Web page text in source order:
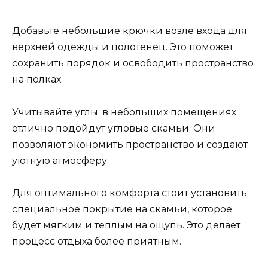
Добавьте небольшие крючки возле входа для
верхней одежды и полотенец. Это поможет
сохранить порядок и освободить пространство
на полках.
Учитывайте углы: в небольших помещениях
отлично подойдут угловые скамьи. Они
позволяют экономить пространство и создают
уютную атмосферу.
Для оптимального комфорта стоит установить
специальное покрытие на скамьи, которое
будет мягким и теплым на ощупь. Это делает
процесс отдыха более приятным.